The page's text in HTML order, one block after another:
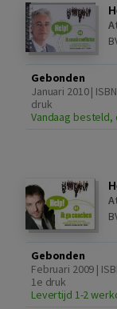
Gebonden
Januari 2010 |
druk
Vandaag besteld,
Gebonden
Februari 2009 |
1e druk
Levertijd 1-2